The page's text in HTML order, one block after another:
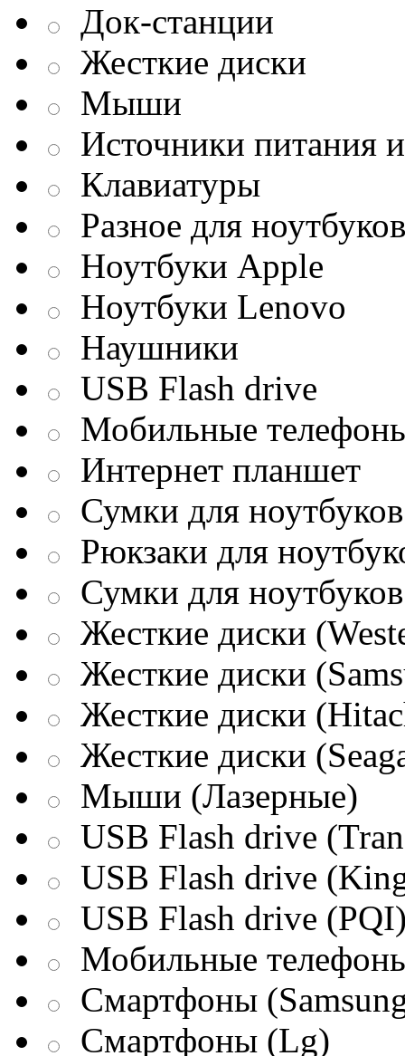
Док-станции
Жесткие диски
Мыши
Источники питания
Клавиатуры
Разное для ноутбуков
Ноутбуки Apple
Ноутбуки Lenovo
Наушники
USB Flash drive
Мобильные
Интернет планшет
Сумки для
Рюкзаки для
Сумки для
Жесткие диски
Жесткие диски
Жесткие диски
Жесткие диски
Мыши (Лазерные)
USB Flash drive
USB Flash drive
USB Flash drive
Мобильные
Смартфоны
Смартфоны (Lg)